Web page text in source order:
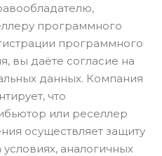
программного
программного
вы даёте согласие на
данных. Компания
что
или реселлер
осуществляет защиту
аналогичных